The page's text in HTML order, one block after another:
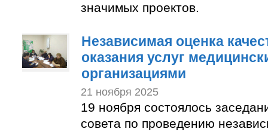
значимых проектов.
Независимая оценка
оказания услуг
организациями
21 ноября 2025
19 ноября состоялось
совета по проведению